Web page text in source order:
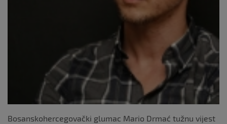
Bosanskohercegovački glumac Mario Drmać tužnu vijest